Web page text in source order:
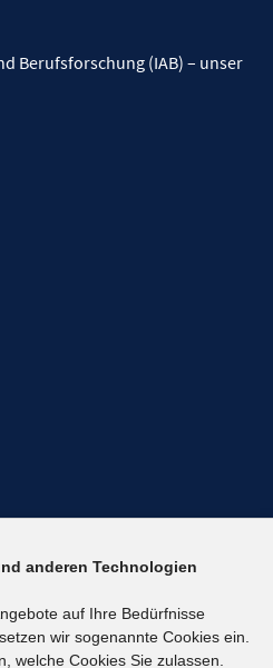
Berufsforschung (IAB) – unser
anderen Technologien
auf Ihre Bedürfnisse
wir sogenannte Cookies ein.
welche Cookies Sie zulassen.